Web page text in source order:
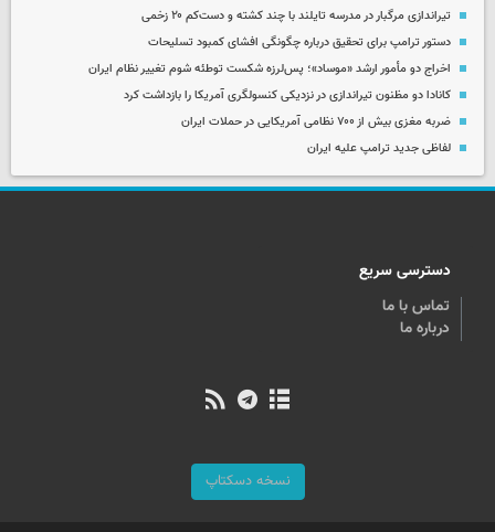
تیراندازی مرگبار در مدرسه‌ تایلند با چند کشته و دست‌کم ۲۰ زخمی
دستور ترامپ برای تحقیق درباره چگونگی افشای کمبود تسلیحات
اخراج دو مأمور ارشد «موساد»؛ پس‌لرزه شکست توطئه شوم تغییر نظام ایران
کانادا دو مظنون تیراندازی در نزدیکی کنسولگری آمریکا را بازداشت کرد
ضربه مغزی بیش از ۷۰۰ نظامی آمریکایی در حملات ایران
لفاظی جدید ترامپ علیه ایران
دسترسی سریع
تماس با ما
درباره ما
نسخه دسکتاپ